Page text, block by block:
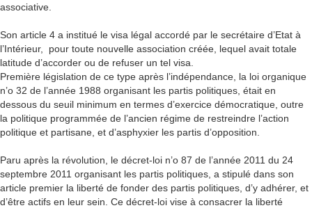
associative.
Son article 4 a institué le visa légal accordé par le secrétaire d’Etat à
l’Intérieur, pour toute nouvelle association créée, lequel avait totale
latitude d’accorder ou de refuser un tel visa.
Première législation de ce type après l’indépendance, la loi organique
n’o 32 de l’année 1988 organisant les partis politiques, était en
dessous du seuil minimum en termes d’exercice démocratique, outre
la politique programmée de l’ancien régime de restreindre l’action
politique et partisane, et d’asphyxier les partis d’opposition.
Paru après la révolution, le décret-loi n’o 87 de l’année 2011 du 24
septembre 2011 organisant les partis politiques, a stipulé dans son
article premier la liberté de fonder des partis politiques, d’y adhérer, et
d’être actifs en leur sein. Ce décret-loi vise à consacrer la liberté